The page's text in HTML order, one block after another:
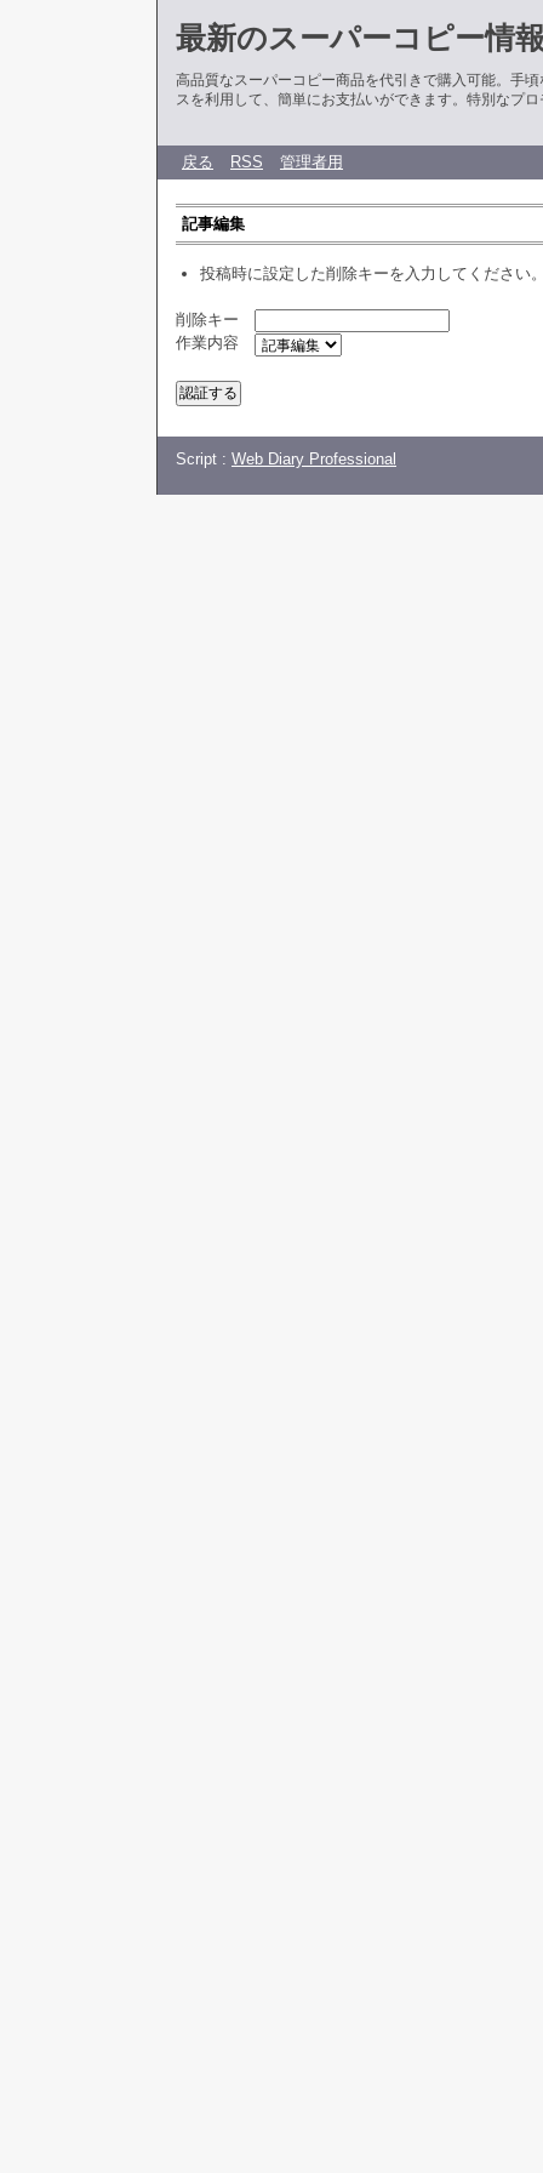
最新のスーパーコピー情
高品質なスーパーコピー商品を代引きで購入可能。手
スを利用して、簡単にお支払いができます。特別なプ
戻る RSS 管理者用
記事編集
投稿時に設定した削除キーを入力してください
削除キー
作業内容
Script : Web Diary Professional